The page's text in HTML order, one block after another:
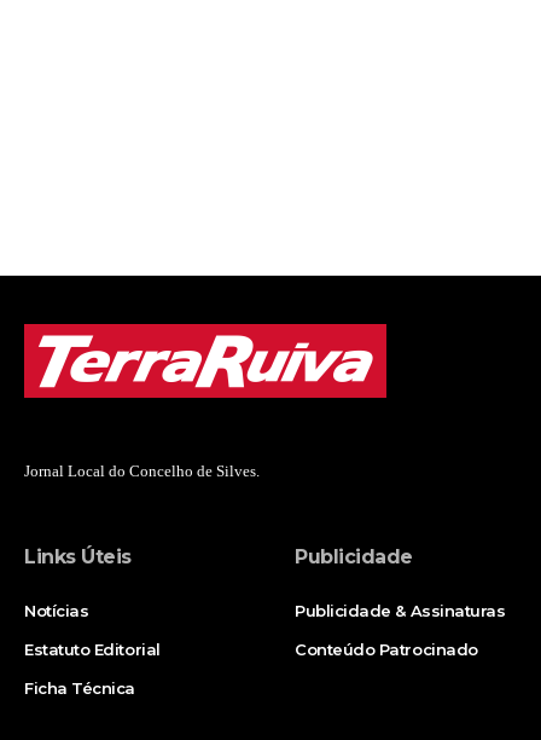
Jornal Local do Concelho de Silves.
Links Úteis
Notícias
Estatuto Editorial
Ficha Técnica
Publicidade
Publicidade & Assinaturas
Conteúdo Patrocinado